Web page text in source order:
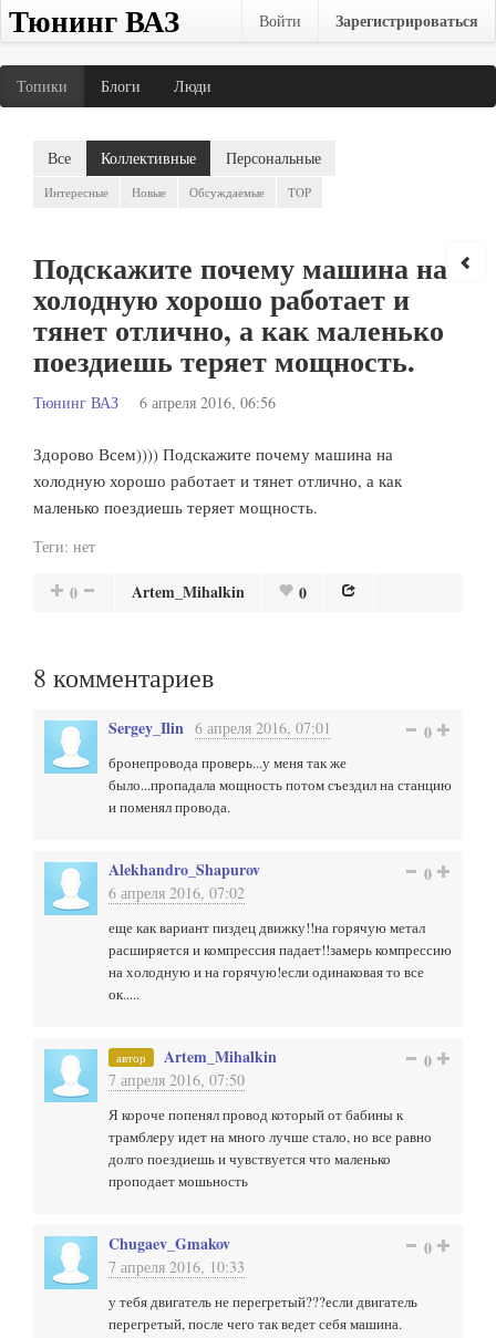
Тюнинг ВАЗ Войти Зарегистрироваться
Топики Блоги Люди
Все Коллективные Персональные
Интересные Новые Обсуждаемые TOP
Подскажите почему машина на
холодную хорошо работает и
тянет отлично, а как маленько
поездиешь теряет мощность.
Тюнинг ВАЗ 6 апреля 2016, 06:56
Здорово Всем)))) Подскажите почему машина на
холодную хорошо работает и тянет отлично, а как
маленько поездиешь теряет мощность.
Теги: нет
0 Artem_Mihalkin 0
8 комментариев
Sergey_Ilin 6 апреля 2016, 07:01 0
бронепровода проверь...у меня так же
было...пропадала мощность потом съездил на станцию
и поменял провода.
Alekhandro_Shapurov
6 апреля 2016, 07:02
0
еще как вариант пиздец движку!!на горячую метал
расширяется и компрессия падает!!замерь компрессию
на холодную и на горячую!если одинаковая то все
ок.....
автор Artem_Mihalkin
7 апреля 2016, 07:50
0
Я короче попенял провод который от бабины к
трамблеру идет на много лучше стало, но все равно
долго поездиешь и чувствуется что маленько
проподает мошьность
Chugaev_Gmakov
7 апреля 2016, 10:33
0
у тебя двигатель не перегретый???если двигатель
перегретый, после чего так ведет себя машина.